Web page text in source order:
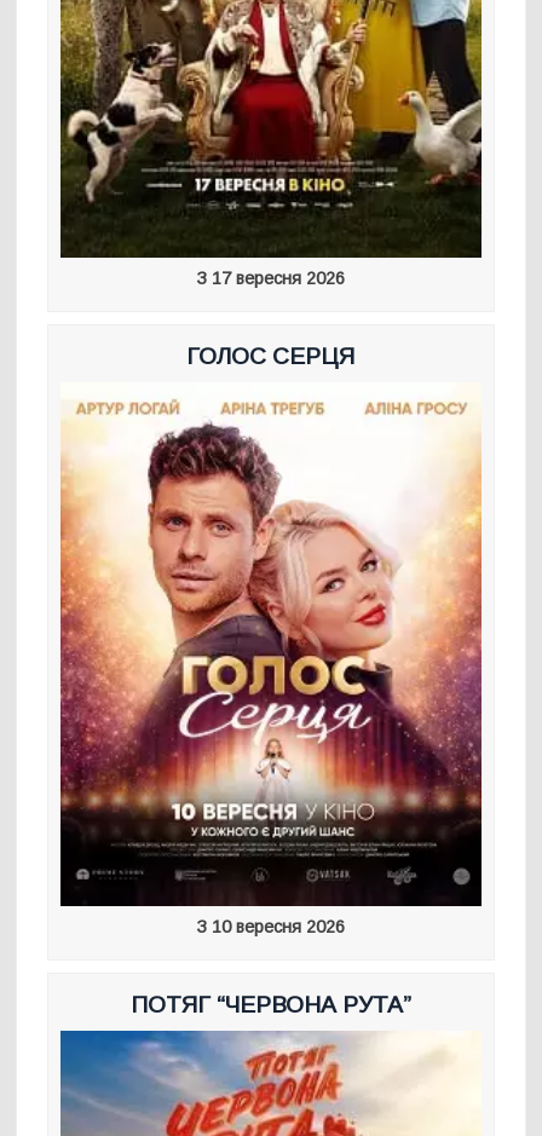
З 17 вересня 2026
ГОЛОС СЕРЦЯ
З 10 вересня 2026
ПОТЯГ “ЧЕРВОНА РУТА”